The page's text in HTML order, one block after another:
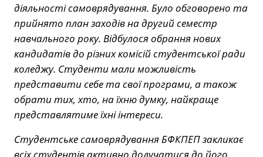
діяльності самоврядування. Було обговорено та
прийнято план заходів на другий семестр
навчального року. Відбулося обрання нових
кандидатів до різних комісій студентської ради
коледжу. Студенти мали можливість
представити себе та свої програми, а також
обрати тих, хто, на їхню думку, найкраще
представлятиме їхні інтереси.
Студентське самоврядування БФКПЕП закликає
всіх студентів активно долучатися до його